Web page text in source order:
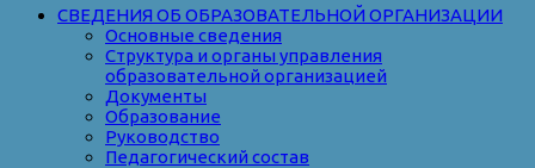
СВЕДЕНИЯ ОБ ОБРАЗОВАТЕЛЬНОЙ ОРГАНИЗАЦИИ
Основные сведения
Структура и органы управления
образовательной организацией
Документы
Образование
Руководство
Педагогический состав